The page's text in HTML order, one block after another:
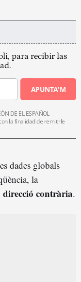
para recibir las
APUNTA'M
DE EL ESPAÑOL
la finalidad de remitirle
dades globals
la
contrària.